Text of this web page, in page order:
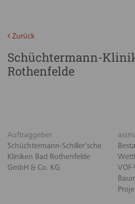
Zurück
Schüchtermann-
Rothenfelde
Auftraggeber
Schüchtermann-Schiller'sche
Kliniken Bad Rothenfelde
GmbH & Co. KG